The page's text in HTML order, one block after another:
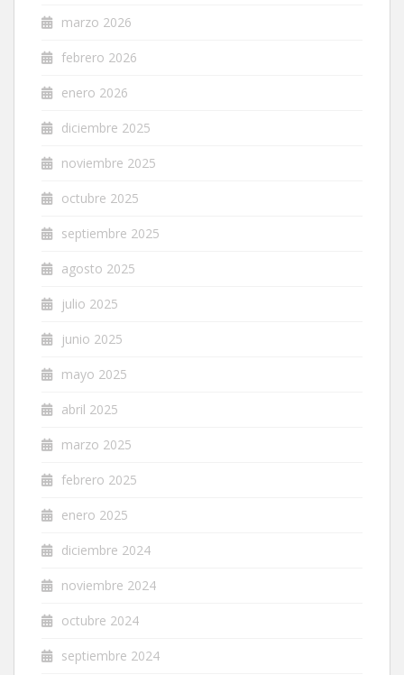
marzo 2026
febrero 2026
enero 2026
diciembre 2025
noviembre 2025
octubre 2025
septiembre 2025
agosto 2025
julio 2025
junio 2025
mayo 2025
abril 2025
marzo 2025
febrero 2025
enero 2025
diciembre 2024
noviembre 2024
octubre 2024
septiembre 2024